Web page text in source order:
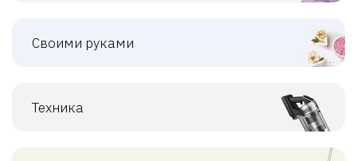
Своими руками
Техника